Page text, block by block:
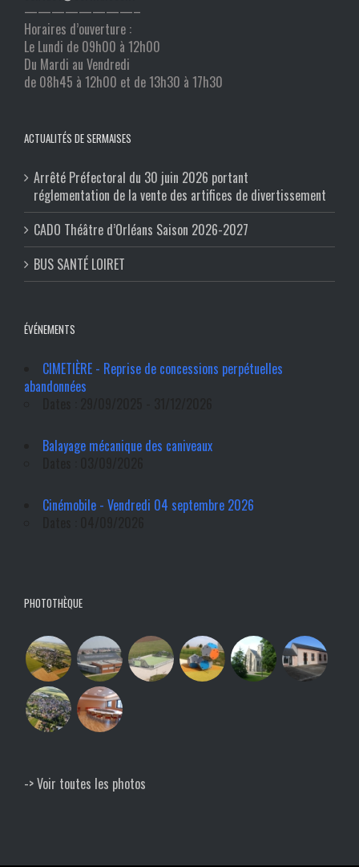
————————–
Horaires d’ouverture :
Le Lundi de 09h00 à 12h00
Du Mardi au Vendredi
de 08h45 à 12h00 et de 13h30 à 17h30
ACTUALITÉS DE SERMAISES
Arrêté Préfectoral du 30 juin 2026 portant
réglementation de la vente des artifices de divertissement
CADO Théâtre d’Orléans Saison 2026-2027
BUS SANTÉ LOIRET
ÉVÉNEMENTS
CIMETIÈRE - Reprise de concessions perpétuelles
abandonnées
Balayage mécanique des caniveaux
Cinémobile - Vendredi 04 septembre 2026
PHOTOTHÈQUE
-> Voir toutes les photos